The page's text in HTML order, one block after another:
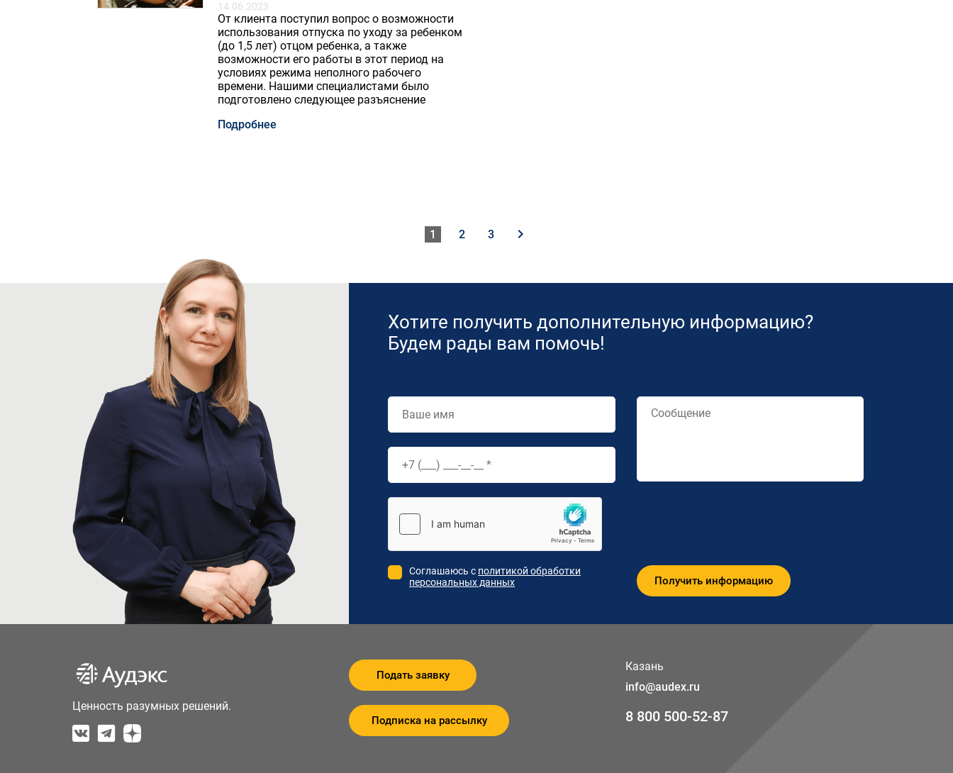
14.06.2023
От клиента поступил вопрос о возможности
использования отпуска по уходу за ребенком
(до 1,5 лет) отцом ребенка, а также
возможности его работы в этот период на
условиях режима неполного рабочего
времени. Нашими специалистами было
подготовлено следующее разъяснение
Подробнее
1 2 3 keyboard_arrow_right
Хотите получить дополнительную информацию?
Будем рады вам помочь!
Соглашаюсь с политикой обработки
персональных данных
Ценность разумных решений.
Подать заявку
Подписка на рассылку
Казань
info@audex.ru
8 800 500-52-87